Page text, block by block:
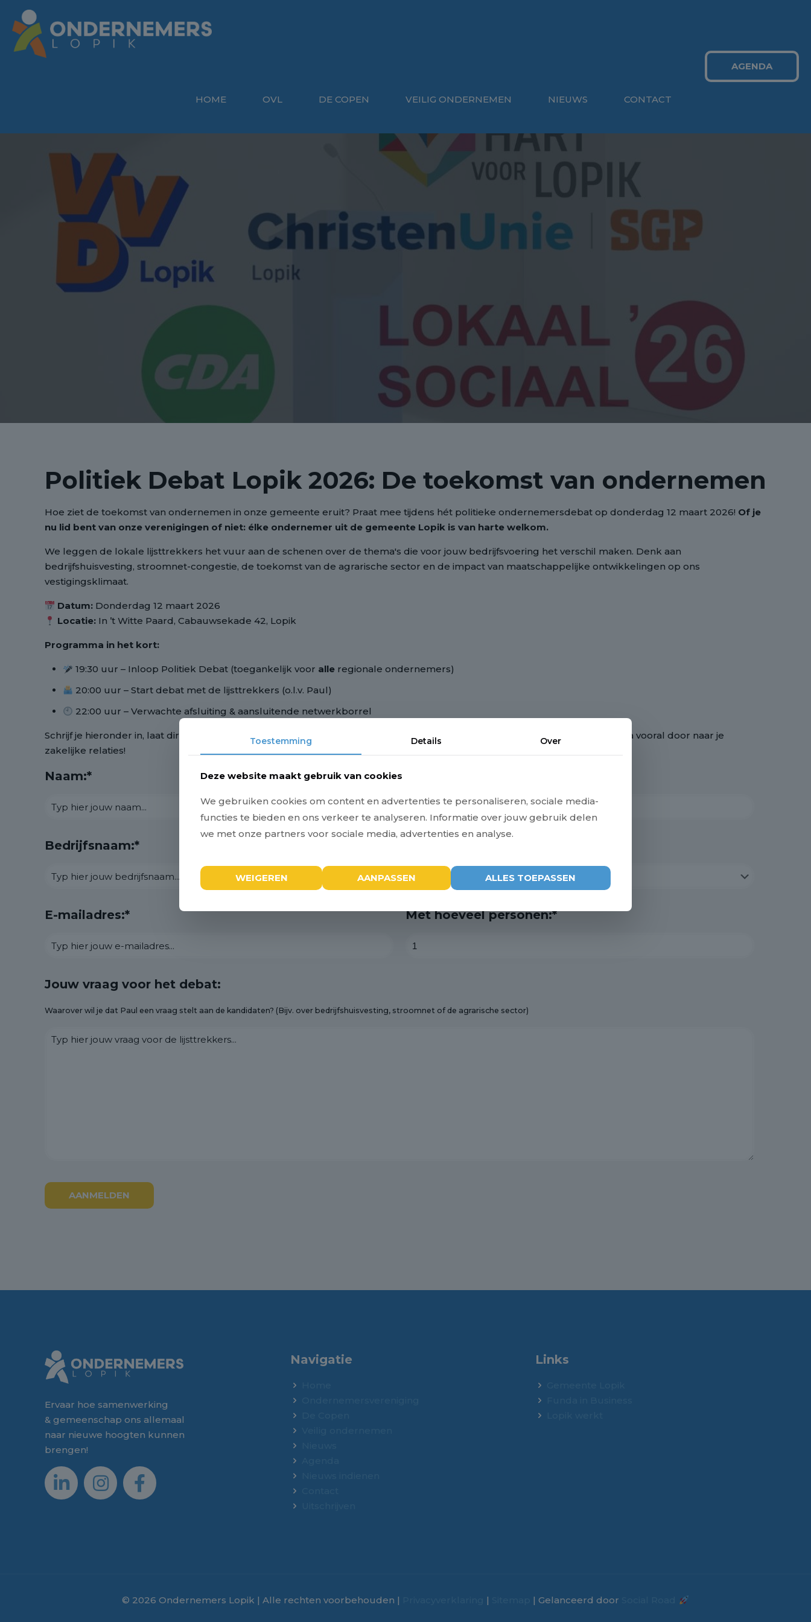
HOME OVL DE COPEN VEILIG ONDERNEMEN NIEUWS CONTACT
AGENDA
Politiek Debat Lopik 2026: De toekomst van ondernemen
Hoe ziet de toekomst van ondernemen in onze gemeente eruit? Praat mee tijdens hét politieke ondernemersdebat op donderdag 12 maart 2026! Of je
nu lid bent van onze verenigingen of niet: élke ondernemer uit de gemeente Lopik is van harte welkom.
We leggen de lokale lijsttrekkers het vuur aan de schenen over de thema's die voor jouw bedrijfsvoering het verschil maken. Denk aan
bedrijfshuisvesting, stroomnet-congestie, de toekomst van de agrarische sector en de impact van maatschappelijke ontwikkelingen op ons
vestigingsklimaat.
Datum: Donderdag 12 maart 2026
Locatie: In ’t Witte Paard, Cabauwsekade 42, Lopik
Programma in het kort:
19:30 uur – Inloop Politiek Debat (toegankelijk voor alle regionale ondernemers)
20:00 uur – Start debat met de lijsttrekkers (o.l.v. Paul)
22:00 uur – Verwachte afsluiting & aansluitende netwerkborrel
Schrijf je hieronder in, laat direct weten welke prangende vraag jij aan de politiek wilt stellen, en stuur de link van deze pagina vooral door naar je
zakelijke relaties!
Naam:*
Bedrijfsnaam:*
E-mailadres:* Met hoeveel personen:*
Jouw vraag voor het debat:
Waarover wil je dat Paul een vraag stelt aan de kandidaten? (Bijv. over bedrijfshuisvesting, stroomnet of de agrarische sector)
Ervaar hoe samenwerking
& gemeenschap ons allemaal
naar nieuwe hoogten kunnen
brengen!
Navigatie Links
© 2026 Ondernemers Lopik | Alle rechten voorbehouden | | | Gelanceerd door
Toestemming Details Over
Deze website maakt gebruik van cookies
We gebruiken cookies om content en advertenties te personaliseren, sociale media-
functies te bieden en ons verkeer te analyseren. Informatie over jouw gebruik delen
we met onze partners voor sociale media, advertenties en analyse.
WEIGEREN AANPASSEN ALLES TOEPASSEN